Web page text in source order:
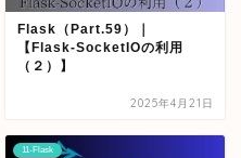
Flask（Part.59）｜
【Flask-SocketIOの利用
（２）】
2025年4月21日
11-Flask